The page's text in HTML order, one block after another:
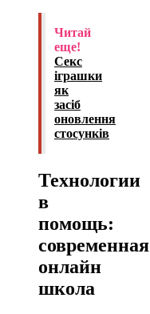
Читай
еще!
Секс
іграшки
як
засіб
оновлення
стосунків
Технологии
в
помощь:
современная
онлайн
школа